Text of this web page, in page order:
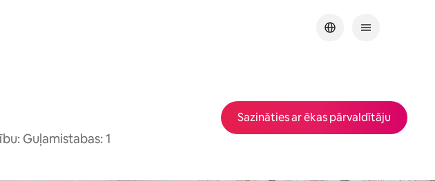
Guļamistabas: 1
Sazināties ar ēkas pārvaldītāju